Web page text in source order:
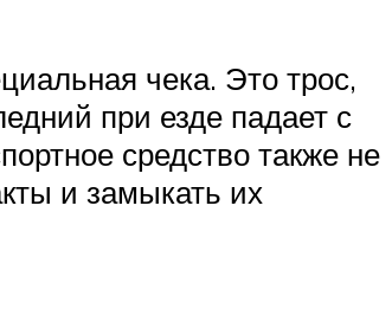
чека. Это трос,
при езде падает с
средство также не
и замыкать их